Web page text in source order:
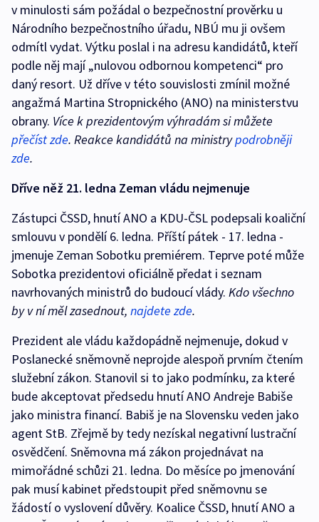
v minulosti sám požádal o bezpečnostní prověrku u
Národního bezpečnostního úřadu, NBÚ mu ji ovšem
odmítl vydat. Výtku poslal i na adresu kandidátů, kteří
podle něj mají „nulovou odbornou kompetenci“ pro
daný resort. Už dříve v této souvislosti zmínil možné
angažmá Martina Stropnického (ANO) na ministerstvu
obrany. Více k prezidentovým výhradám si můžete
přečíst zde. Reakce kandidátů na ministrypodrobněji
zde.
Dříve něž 21. ledna Zeman vládu nejmenuje
Zástupci ČSSD, hnutí ANO a KDU-ČSL podepsali koaliční
smlouvu v pondělí 6. ledna. Příští pátek - 17. ledna -
jmenuje Zeman Sobotku premiérem. Teprve poté může
Sobotka prezidentovi oficiálně předat i seznam
navrhovaných ministrů do budoucí vlády. Kdo všechno
by v ní měl zasednout, najdete zde.
Prezident ale vládu každopádně nejmenuje, dokud v
Poslanecké sněmovně neprojde alespoň prvním čtením
služební zákon. Stanovil si to jako podmínku, za které
bude akceptovat předsedu hnutí ANO Andreje Babiše
jako ministra financí. Babiš je na Slovensku veden jako
agent StB. Zřejmě by tedy nezískal negativní lustrační
osvědčení. Sněmovna má zákon projednávat na
mimořádné schůzi 21. ledna. Do měsíce po jmenování
pak musí kabinet předstoupit před sněmovnu se
žádostí o vyslovení důvěry. Koalice ČSSD, hnutí ANO a